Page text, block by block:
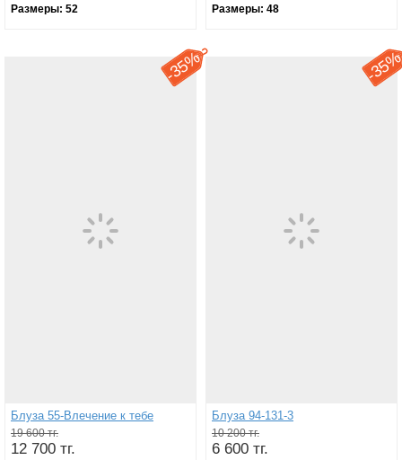
Размеры: 52 Размеры: 48
-
35%
Блуза 55-Влечение к тебе
19 600 тг.
12 700 тг.
-
Блуза 94-131-3
10 200 тг.
6 600 тг.